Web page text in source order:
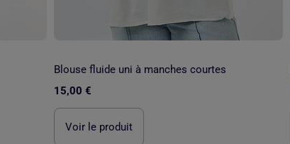
Blouse fluide uni à manches courtes
15,00 €
Voir le produit